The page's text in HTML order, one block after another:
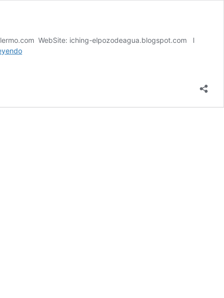
WebSite: iching-elpozodeagua.blogspot.com I
Contacto